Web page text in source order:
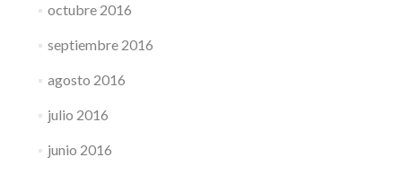
octubre 2016
septiembre 2016
agosto 2016
julio 2016
junio 2016